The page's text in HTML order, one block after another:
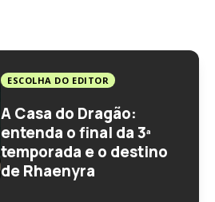
ESCOLHA DO EDITOR
A Casa do Dragão:
entenda o final da 3ª
temporada e o destino
de Rhaenyra